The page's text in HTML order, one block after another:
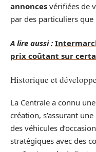
annonces vérifiées de
par des particuliers
A lire aussi :
prix coûtant sur
Historique et
La Centrale a connu
création, s’assurant
des véhicules
stratégiques avec des